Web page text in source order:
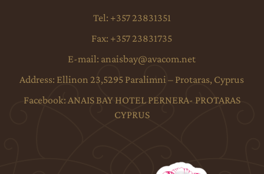
Tel: +357 23831351
Fax: +357 23831735
E-mail: anaisbay@avacom.net
Address: Ellinon 23,5295 Paralimni – Protaras, Cyprus
Facebook: ANAIS BAY HOTEL PERNERA- PROTARAS
CYPRUS